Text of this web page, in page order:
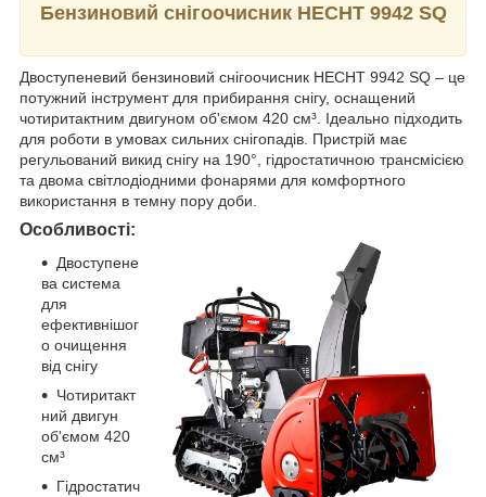
Бензиновий снігоочисник HECHT 9942 SQ
Двоступеневий бензиновий снігоочисник HECHT 9942 SQ – це
потужний інструмент для прибирання снігу, оснащений
чотиритактним двигуном об'ємом 420 см³. Ідеально підходить
для роботи в умовах сильних снігопадів. Пристрій має
регульований викид снігу на 190°, гідростатичною трансмісією
та двома світлодіодними фонарями для комфортного
використання в темну пору доби.
Особливості:
Двоступене
ва система
для
ефективнішог
о очищення
від снігу
Чотиритакт
ний двигун
об'ємом 420
см³
Гідростатич